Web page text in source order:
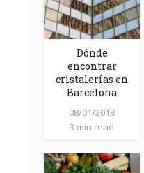
Dónde
encontrar
cristalerías en
Barcelona
08/01/2018
3 min read